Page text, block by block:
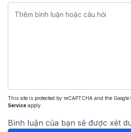
This site is protected by reCAPTCHA and the Google
Service apply.
Bình luận của bạn sẽ được xét